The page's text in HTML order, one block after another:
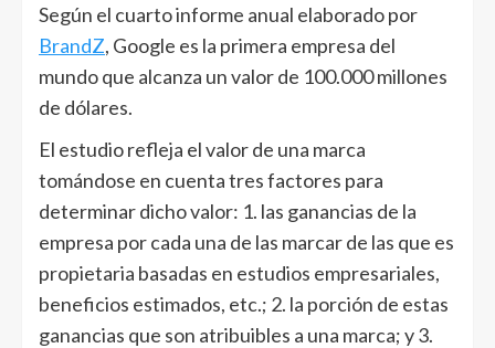
Según el cuarto informe anual elaborado por
BrandZ, Google es la primera empresa del
mundo que alcanza un valor de 100.000 millones
de dólares.
El estudio refleja el valor de una marca
tomándose en cuenta tres factores para
determinar dicho valor: 1. las ganancias de la
empresa por cada una de las marcar de las que es
propietaria basadas en estudios empresariales,
beneficios estimados, etc.; 2. la porción de estas
ganancias que son atribuibles a una marca; y 3.